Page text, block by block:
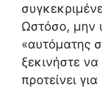
Ωστόσο, μην
«αυτόματης
ξεκινήστε να
προτείνει